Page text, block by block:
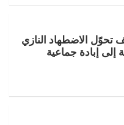
تحوّل الاضطهاد النازي
إلى إبادة جماعية